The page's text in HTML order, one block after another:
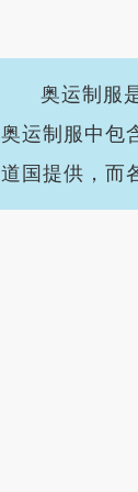
奥运制服
奥运制服中包
道国提供，而